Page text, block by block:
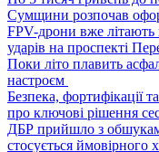
Сумщини розпочав
FPV-дрони вже
ударів на проспекті
Поки літо плавить
настроєм
Безпека, фортифікації
про ключові рішення
ДБР прийшло з
стосується ймовірного